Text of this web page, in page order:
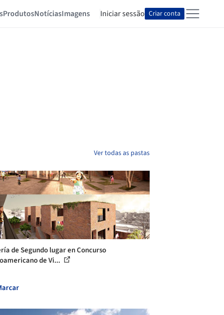
ProdutosNotíciasImagens Iniciar sessão Criar conta
Ver todas as pastas
de Segundo lugar en Concurso
de Vi...